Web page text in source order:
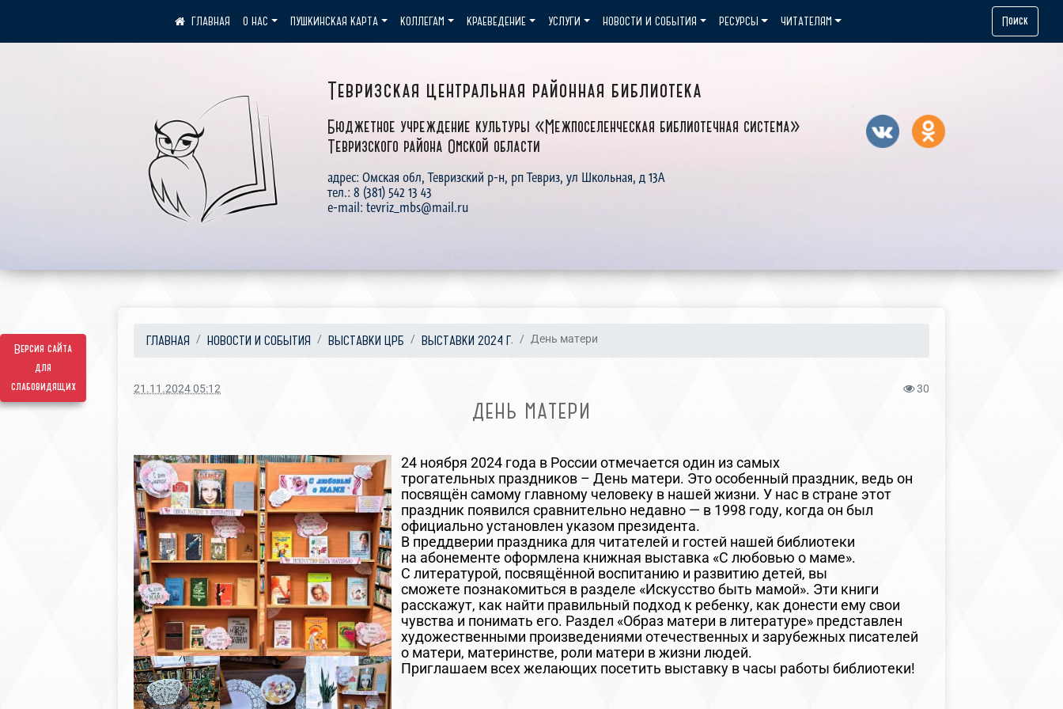
Версия сайта
для
слабовидящих
Тевризская центральная районная библиотека
Бюджетное учреждение культуры «Межпоселенческая библиотечная система»
Тевризского района Омской области
адрес: Омская обл, Тевризский р-н, рп Тевриз, ул Школьная, д 13А
тел.: 8 (381) 542 13 43
e-mail: tevriz_mbs@mail.ru
О НАС ПУШКИНСКАЯ КАРТА КОЛЛЕГАМ КРАЕВЕДЕНИЕ УСЛУГИ НОВОСТИ И СОБЫТИЯ РЕСУРСЫ ЧИТАТЕЛЯМ Поиск
ГЛАВНАЯ НОВОСТИ И СОБЫТИЯ ВЫСТАВКИ ЦРБ ВЫСТАВКИ 2024 Г. День матери
21.11.2024 05:12 30
ДЕНЬ МАТЕРИ
24 ноября 2024 года в России отмечается один из самых
трогательных праздников – День матери. Это особенный праздник, ведь он
посвящён самому главному человеку в нашей жизни. У нас в стране этот
праздник появился сравнительно недавно — в 1998 году, когда он был
официально установлен указом президента.
В преддверии праздника для читателей и гостей нашей библиотеки
на абонементе оформлена книжная выставка «С любовью о маме».
С литературой, посвящённой воспитанию и развитию детей, вы
сможете познакомиться в разделе «Искусство быть мамой». Эти книги
расскажут, как найти правильный подход к ребенку, как донести ему свои
чувства и понимать его. Раздел «Образ матери в литературе» представлен
художественными произведениями отечественных и зарубежных писателей
о матери, материнстве, роли матери в жизни людей.
Приглашаем всех желающих посетить выставку в часы работы библиотеки!